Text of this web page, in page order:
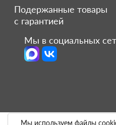
Мы используем файлы
Подержанные товары
с гарантией
Мы в социальных